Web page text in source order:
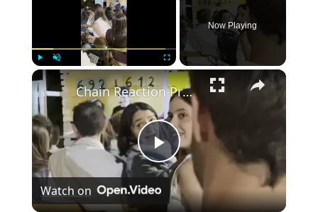
Play Unmute Fullscreen
Now Playing
×
Play
Video
Chain Reaction Prank at a Village Bingo Night
Watch on